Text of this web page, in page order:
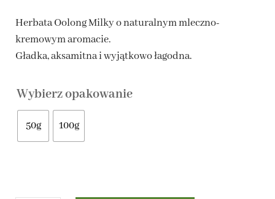
cen:
Herbata Oolong Milky o naturalnym mleczno-
kremowym aromacie.
Gładka, aksamitna i wyjątkowo łagodna.
Wybierz opakowanie
50g 100g